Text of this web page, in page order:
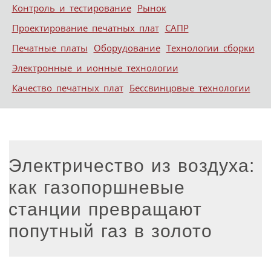
Контроль и тестирование Рынок
Проектирование печатных плат САПР
Печатные платы Оборудование Технологии сборки
Электронные и ионные технологии
Качество печатных плат Бессвинцовые технологии
Электричество из воздуха:
как газопоршневые
станции превращают
попутный газ в золото